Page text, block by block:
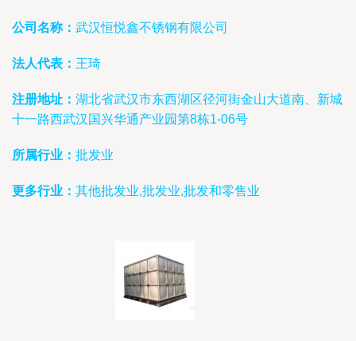
公司名称： 武汉恒悦鑫不锈钢有限公司
法人代表： 王琦
注册地址： 湖北省武汉市东西湖区径河街金山大道南、新城
十一路西武汉国兴华通产业园第8栋1-06号
所属行业： 批发业
更多行业： 其他批发业,批发业,批发和零售业